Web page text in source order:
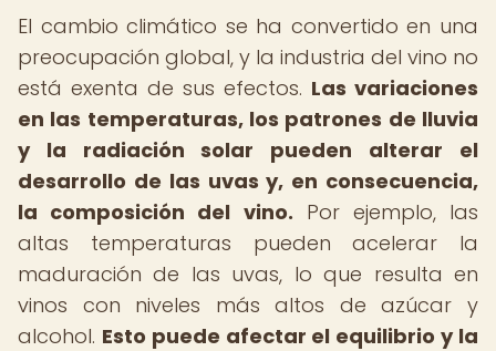
El cambio climático se ha convertido en una
preocupación global, y la industria del vino no
está exenta de sus efectos. Las variaciones
en las temperaturas, los patrones de lluvia
y la radiación solar pueden alterar el
desarrollo de las uvas y, en consecuencia,
la composición del vino. Por ejemplo, las
altas temperaturas pueden acelerar la
maduración de las uvas, lo que resulta en
vinos con niveles más altos de azúcar y
alcohol. Esto puede afectar el equilibrio y la